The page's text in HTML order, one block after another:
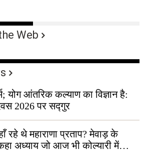
Web
योग आंतरिक कल्याण का विज्ञान है:
2026 पर सद्गुर
रहे थे महाराणा प्रताप? मेवाड़ के
अध्याय जो आज भी कोल्यारी में